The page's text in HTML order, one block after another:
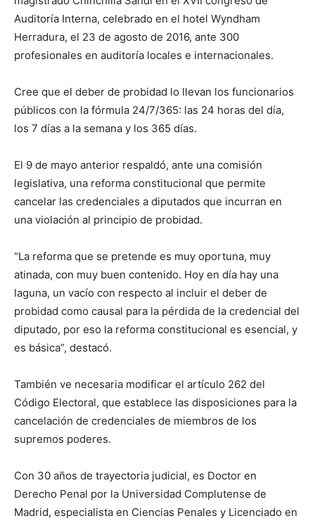
Auditoría Interna, celebrado en el hotel Wyndham
Herradura, el 23 de agosto de 2016, ante 300
profesionales en auditoría locales e internacionales.
Cree que el deber de probidad lo llevan los funcionarios
públicos con la fórmula 24/7/365: las 24 horas del día,
los 7 días a la semana y los 365 días.
El 9 de mayo anterior respaldó, ante una comisión
legislativa, una reforma constitucional que permite
cancelar las credenciales a diputados que incurran en
una violación al principio de probidad.
“La reforma que se pretende es muy oportuna, muy
atinada, con muy buen contenido. Hoy en día hay una
laguna, un vacío con respecto al incluir el deber de
probidad como causal para la pérdida de la credencial del
diputado, por eso la reforma constitucional es esencial, y
es básica”, destacó.
También ve necesaria modificar el artículo 262 del
Código Electoral, que establece las disposiciones para la
cancelación de credenciales de miembros de los
supremos poderes.
Con 30 años de trayectoria judicial, es Doctor en
Derecho Penal por la Universidad Complutense de
Madrid, especialista en Ciencias Penales y Licenciado en